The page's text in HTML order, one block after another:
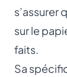
s’assurer
sur le
faits.
Sa